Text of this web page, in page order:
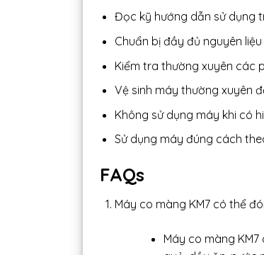
Đọc kỹ hướng dẫn sử dụng
Chuẩn bị đầy đủ nguyên
Kiểm tra thường xuyên các
Vệ sinh máy thường xuyên
Không sử dụng máy khi có
Sử dụng máy đúng cách
FAQs
Máy co màng KM7 có thể
Máy co màng